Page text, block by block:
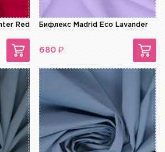
Red Бифлекс Madrid Eco Lavander
680 ₽